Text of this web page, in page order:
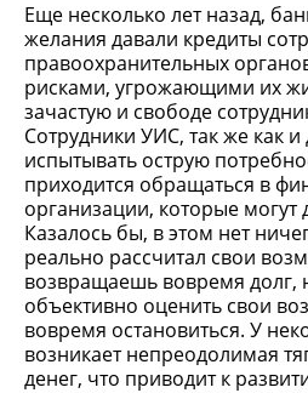
Еще несколько лет назад,
желания давали кредиты
правоохранительных
рисками, угрожающими их
зачастую и свободе
Сотрудники УИС, так же как
испытывать острую
приходится обращаться в
организации, которые могут
Казалось бы, в этом нет
реально рассчитал свои
возвращаешь вовремя долг,
объективно оценить свои
вовремя остановиться. У
возникает непреодолимая
денег, что приводит к